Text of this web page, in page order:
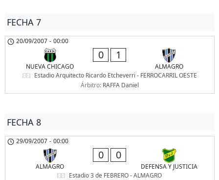
FECHA 7
20/09/2007 - 00:00
NUEVA CHICAGO
0 1
ALMAGRO
Estadio Arquitecto Ricardo Etcheverri - FERROCARRIL OESTE
Árbitro: RAFFA Daniel
FECHA 8
29/09/2007 - 00:00
ALMAGRO
0 0
DEFENSA Y JUSTICIA
Estadio 3 de FEBRERO - ALMAGRO